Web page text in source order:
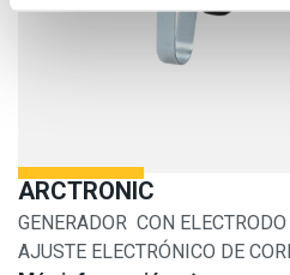
ARCTRONIC
GENERADOR CON
AJUSTE ELECTRÓNICO DE